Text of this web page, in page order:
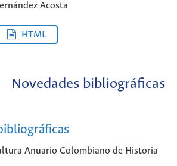
Acosta
HTML
Novedades bibliográficas
Anuario Colombiano de Historia